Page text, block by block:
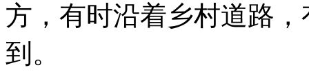
方，有时沿着乡村道路
到。